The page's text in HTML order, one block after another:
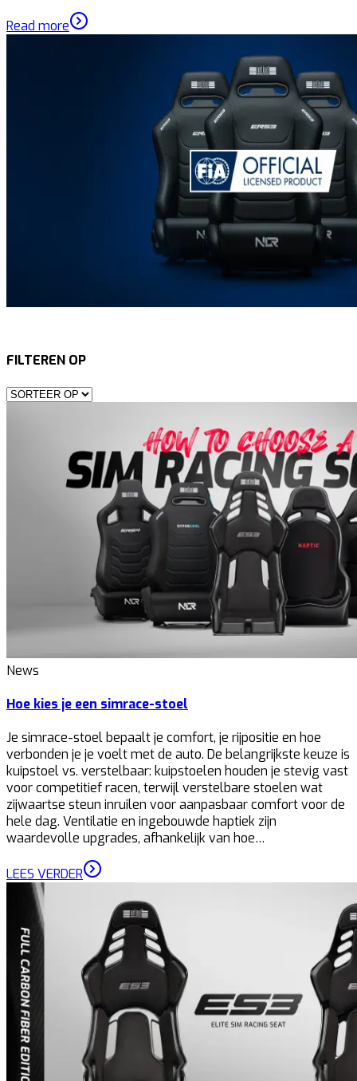
Read more
FILTEREN OP
News
Hoe kies je een simrace-stoel
Je simrace-stoel bepaalt je comfort, je rijpositie en hoe
verbonden je je voelt met de auto. De belangrijkste keuze is
kuipstoel vs. verstelbaar: kuipstoelen houden je stevig vast
voor competitief racen, terwijl verstelbare stoelen wat
zijwaartse steun inruilen voor aanpasbaar comfort voor de
hele dag. Ventilatie en ingebouwde haptiek zijn
waardevolle upgrades, afhankelijk van hoe…
LEES VERDER